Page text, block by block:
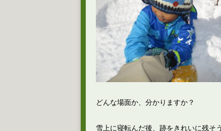
どんな場面か、分かりますか？
雪上に寝転んだ後、跡をきれいに残そ